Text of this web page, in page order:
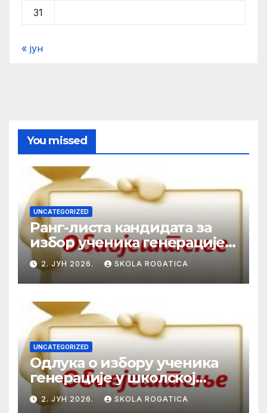
31
« јун
You missed
UNCATEGORIZED
Ранг-листа кандидата за
избор ученика генерације у
школској 2025/2026. години
2. ЈУН 2026. SKOLA ROGATICA
UNCATEGORIZED
Одлука о избору ученика
генерације у школској
2025/2026. години
2. ЈУН 2026. SKOLA ROGATICA